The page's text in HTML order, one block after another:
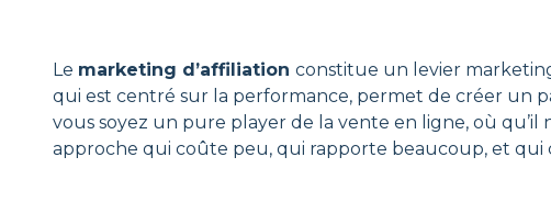
Le marketing d’affiliation constitue un levier
qui est centré sur la performance, permet de créer un
vous soyez un pure player de la vente en ligne, où qu’il
approche qui coûte peu, qui rapporte beaucoup, et qui